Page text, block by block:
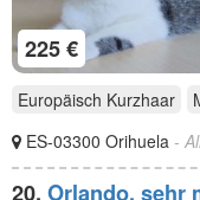
225 €
Europäisch Kurzhaar
ES-03300 Orihuela -
20. Orlando, sehr